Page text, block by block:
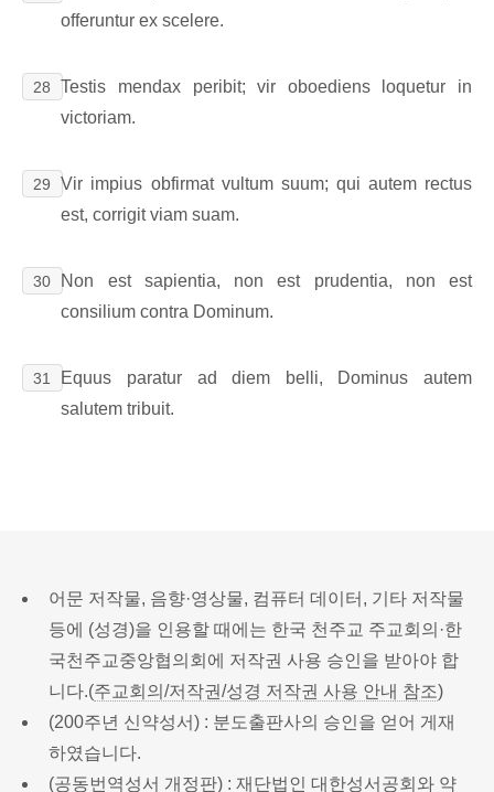
offeruntur ex scelere.
28
Testis mendax peribit; vir oboediens loquetur in
victoriam.
29
Vir impius obfirmat vultum suum; qui autem rectus
est, corrigit viam suam.
30
Non est sapientia, non est prudentia, non est
consilium contra Dominum.
31
Equus paratur ad diem belli, Dominus autem
salutem tribuit.
어문 저작물, 음향·영상물, 컴퓨터 데이터, 기타 저작물
등에 (성경)을 인용할 때에는 한국 천주교 주교회의·한
국천주교중앙협의회에 저작권 사용 승인을 받아야 합
니다.(주교회의/저작권/성경 저작권 사용 안내 참조)
(200주년 신약성서) : 분도출판사의 승인을 얻어 게재
하였습니다.
(공동번역성서 개정판) : 재단법인 대한성서공회와 약